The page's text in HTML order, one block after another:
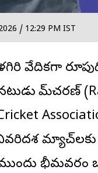
/ 12:29 PM IST
వేదికగా
రామ్‌చరణ్
భీమవరం